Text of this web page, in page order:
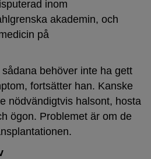
inom
akademin, och
på
behöver inte ha gett
fortsätter han. Kanske
nödvändigtvis halsont, hosta
ögon. Problemet är om de